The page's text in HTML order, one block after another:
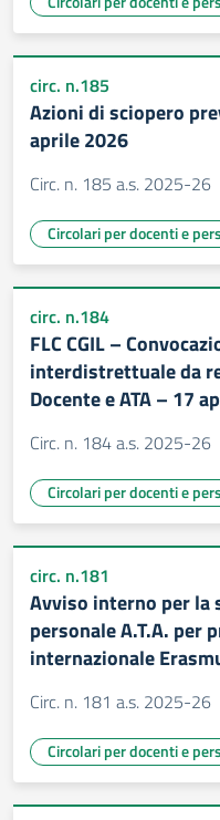
circ. n.185
Azioni di sciopero
aprile 2026
Circ. n. 185 a.s. 2025-26
Circolari per docenti e
circ. n.184
FLC CGIL –
interdistrettuale da
Docente e ATA – 17
Circ. n. 184 a.s. 2025-26
Circolari per docenti e
circ. n.181
Avviso interno per la
personale A.T.A.
internazionale
Circ. n. 181 a.s. 2025-26
Circolari per docenti e